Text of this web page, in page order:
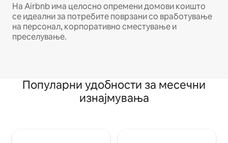
На Airbnb има целосно опремени домови коишто
се идеални за потребите поврзани со вработување
на персонал, корпоративно сместување и
преселување.
Популарни удобности за месечни
изнајмувања